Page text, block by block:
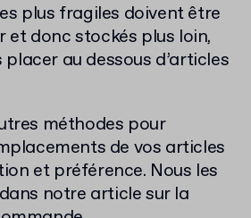
plus fragiles doivent être
et donc stockés plus loin,
au dessous d’articles
méthodes pour
de vos articles
et préférence. Nous les
notre article sur la